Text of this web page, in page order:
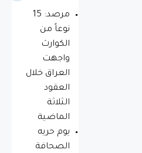
مرصد: 15
نوعاً من
الكوارث
واجهت
العراق خلال
العقود
الثلاثة
الماضية
يوم حريه
الصحافة